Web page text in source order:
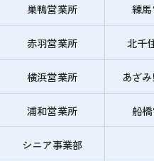
巣鴨営業所 練
赤羽営業所 北千
横浜営業所 あざ
浦和営業所 船
シニア事業部